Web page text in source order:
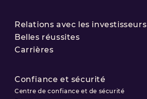
Relations avec les investisseurs
Belles réussites
Carrières
Confiance et sécurité
Centre de confiance et de sécurité